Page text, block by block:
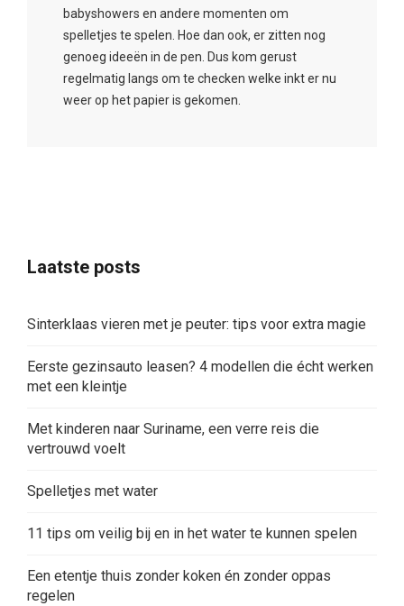
babyshowers en andere momenten om
spelletjes te spelen. Hoe dan ook, er zitten nog
genoeg ideeën in de pen. Dus kom gerust
regelmatig langs om te checken welke inkt er nu
weer op het papier is gekomen.
Laatste posts
Sinterklaas vieren met je peuter: tips voor extra magie
Eerste gezinsauto leasen? 4 modellen die écht werken
met een kleintje
Met kinderen naar Suriname, een verre reis die
vertrouwd voelt
Spelletjes met water
11 tips om veilig bij en in het water te kunnen spelen
Een etentje thuis zonder koken én zonder oppas
regelen